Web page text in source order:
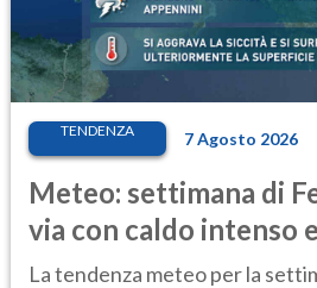
TENDENZA 7 Agosto 2026
Meteo: settimana di
via con caldo intenso
temporale
La tendenza meteo per la